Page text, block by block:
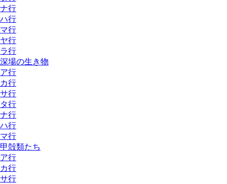
ナ行
ハ行
マ行
ヤ行
ラ行
深場の生き物
ア行
カ行
サ行
タ行
ナ行
ハ行
マ行
甲殻類たち
ア行
カ行
サ行